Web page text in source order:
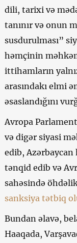
dili, tarixi və
tanınır və onun
susdurulması”
həmçinin
ittihamların
arasındakı elmi
əsaslandığını
Avropa
və digər siyasi
edib,
tənqid edib və
sahəsində
sanksiya tətbiq
Bundan əlavə,
Haaqada,